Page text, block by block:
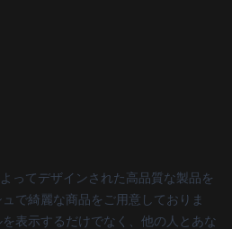
ってデザインされた高品質な製品を
で綺麗な商品をご用意しておりま
表示するだけでなく、他の人とあな